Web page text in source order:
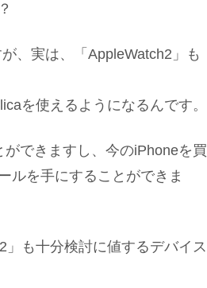
、実は、「AppleWatch2」も
を使えるようになるんです。
ができますし、今のiPhoneを買
ルを手にすることができま
も十分検討に値するデバイス